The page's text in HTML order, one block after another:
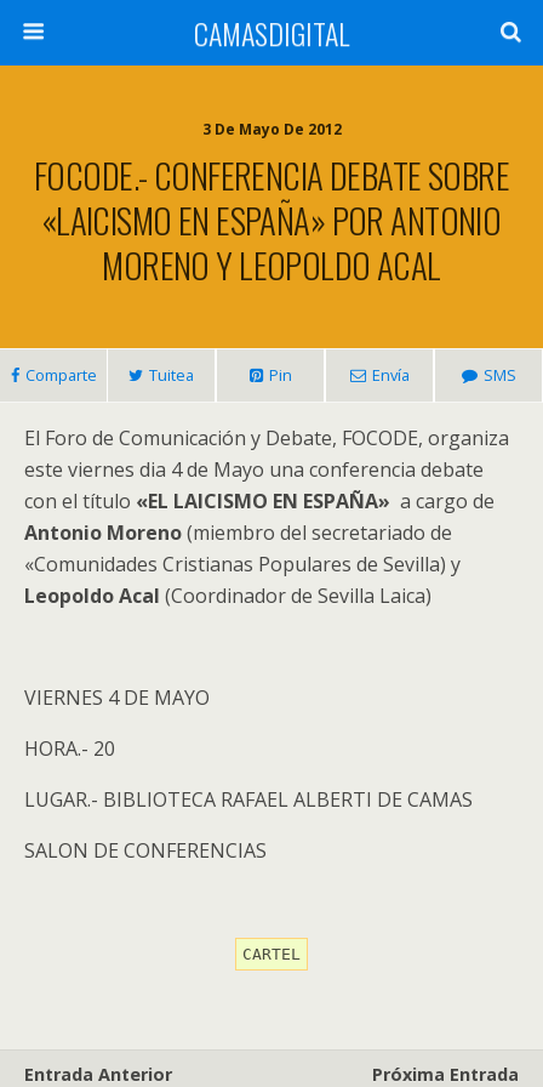
CAMASDIGITAL
3 De Mayo De 2012
FOCODE.- CONFERENCIA DEBATE SOBRE
«LAICISMO EN ESPAÑA» POR ANTONIO
MORENO Y LEOPOLDO ACAL
Comparte Tuitea Pin Envía SMS
El Foro de Comunicación y Debate, FOCODE, organiza
este viernes dia 4 de Mayo una conferencia debate
con el título «EL LAICISMO EN ESPAÑA» a cargo de
Antonio Moreno(miembro del secretariado de
«Comunidades Cristianas Populares de Sevilla) y
Leopoldo Acal (Coordinador de Sevilla Laica)
VIERNES 4 DE MAYO
HORA.- 20
LUGAR.- BIBLIOTECA RAFAEL ALBERTI DE CAMAS
SALON DE CONFERENCIAS
CARTEL
Entrada Anterior Próxima Entrada